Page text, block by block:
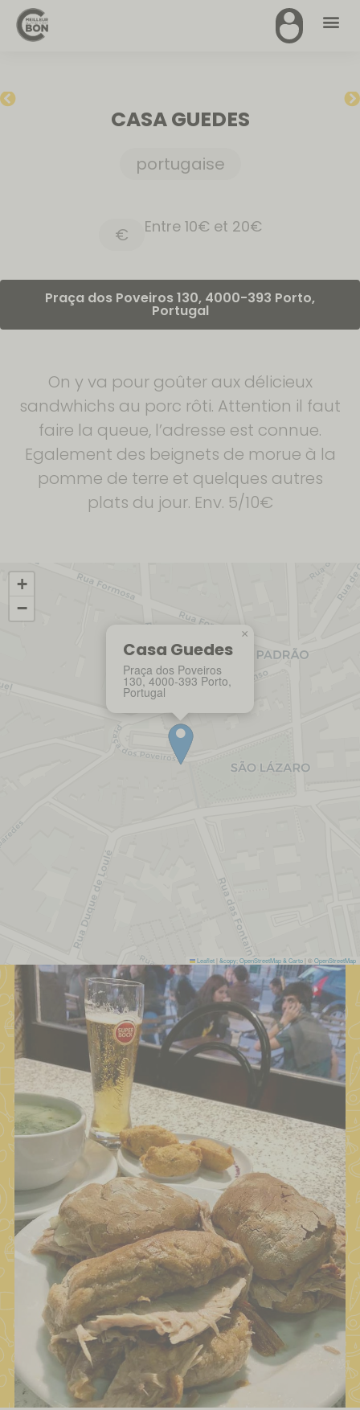
CASA GUEDES
portugaise
€ Entre 10€ et 20€
Praça dos Poveiros 130, 4000-393 Porto,
Portugal
On y va pour goûter aux délicieux
sandwhichs au porc rôti. Attention il faut
faire la queue, l’adresse est connue.
Egalement des beignets de morue à la
pomme de terre et quelques autres
plats du jour. Env. 5/10€
Casa Guedes
Praça dos Poveiros
130, 4000-393 Porto,
Portugal
×
+
−
Leaflet &copy; OpenStreetMap & Carto | ©OpenStreetMap